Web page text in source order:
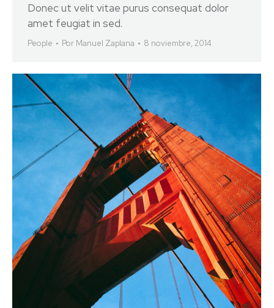
Donec ut velit vitae purus consequat dolor
amet feugiat in sed.
People Por Manuel Zaplana 8 noviembre, 2014